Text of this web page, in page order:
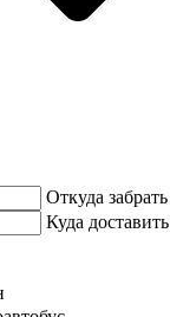
Откуда забрать
Куда доставить